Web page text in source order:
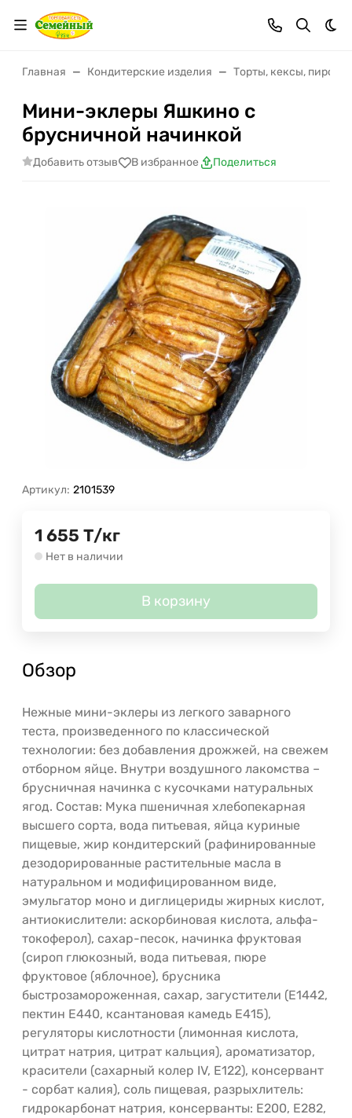
Главная Кондитерские изделия Торты, кексы,
Мини-эклеры Яшкино с
брусничной начинкой
Добавить отзыв В избранное Поделиться
Артикул: 2101539
1 655 Т/кг
Нет в наличии
В корзину
Обзор
Нежные мини-эклеры из легкого заварного
теста, произведенного по классической
технологии: без добавления дрожжей, на свежем
отборном яйце. Внутри воздушного лакомства –
брусничная начинка с кусочками натуральных
ягод. Состав: Мука пшеничная хлебопекарная
высшего сорта, вода питьевая, яйца куриные
пищевые, жир кондитерский (рафинированные
дезодорированные растительные масла в
натуральном и модифицированном виде,
эмульгатор моно и диглицериды жирных кислот,
антиокислители: аскорбиновая кислота, альфа-
токоферол), сахар-песок, начинка фруктовая
(сироп глюкозный, вода питьевая, пюре
фруктовое (яблочное), брусника
быстрозамороженная, сахар, загустители (E1442,
пектин E440, ксантановая камедь E415),
регуляторы кислотности (лимонная кислота,
цитрат натрия, цитрат кальция), ароматизатор,
красители (сахарный колер IV, Е122), консервант
- сорбат калия), соль пищевая, разрыхлитель:
гидрокарбонат натрия, консерванты: Е200, Е282,